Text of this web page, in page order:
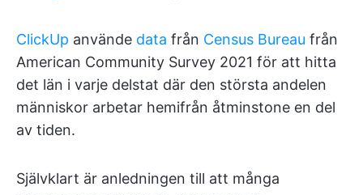
ClickUp använde data från Census Bureau från
American Community Survey 2021 för att hitta
det län i varje delstat där den största andelen
människor arbetar hemifrån åtminstone en del
av tiden.
Självklart är anledningen till att många